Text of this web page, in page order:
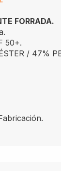
FORRADA.
50+.
/ 47%